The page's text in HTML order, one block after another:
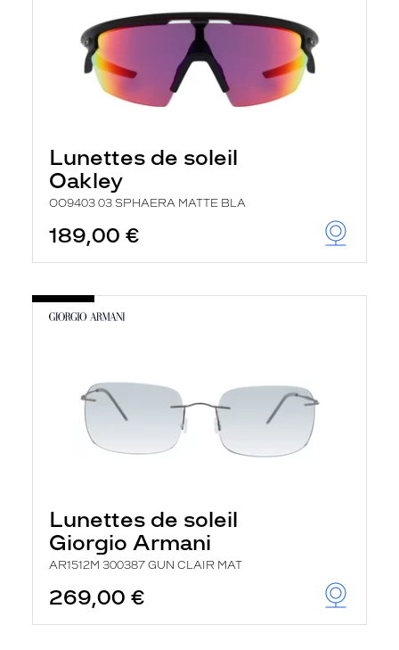
Lunettes de soleil
Oakley
OO9403 03 SPHAERA MATTE BLA
189,00 €
Lunettes de soleil
Giorgio Armani
AR1512M 300387 GUN CLAIR MAT
269,00 €